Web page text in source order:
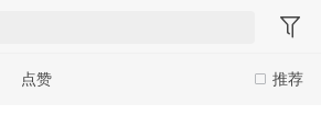
推荐
点赞